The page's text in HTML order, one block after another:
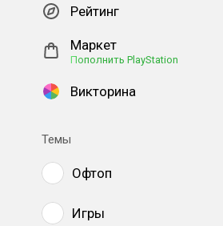
Рейтинг
Маркет
Пополнить PlayStation
Викторина
Темы
Офтоп
Игры